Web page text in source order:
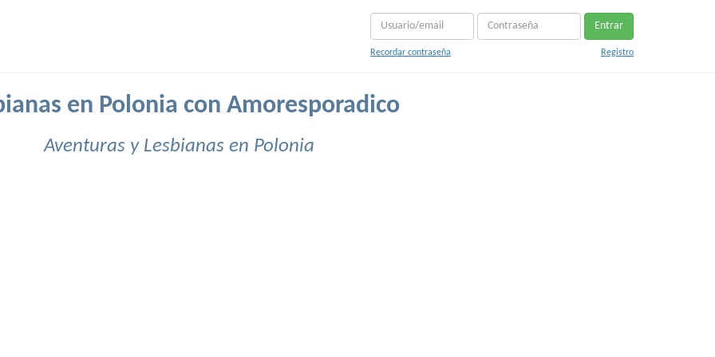
Entrar
Recordar contraseña Registro
en Polonia con Amoresporadico
Aventuras y Lesbianas en Polonia